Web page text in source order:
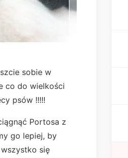
sobie w
co do wielkości
psów !!!!!
Portosa z
go lepiej, by
się